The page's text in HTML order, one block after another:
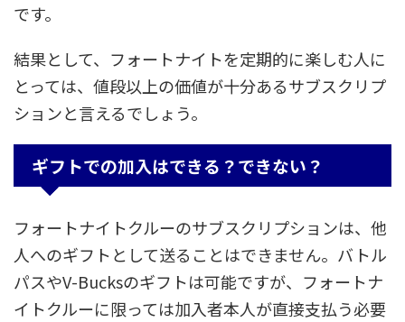
です。
結果として、フォートナイトを定期的に楽しむ人に
とっては、値段以上の価値が十分あるサブスクリプ
ションと言えるでしょう。
ギフトでの加入はできる？できない？
フォートナイトクルーのサブスクリプションは、他
人へのギフトとして送ることはできません。バトル
パスやV-Bucksのギフトは可能ですが、フォートナ
イトクルーに限っては加入者本人が直接支払う必要